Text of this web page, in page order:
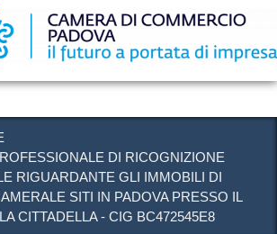
Salta
al
contenuto
DI RICOGNIZIONE
RIGUARDANTE GLI IMMOBILI DI
SITI IN PADOVA PRESSO IL
CITTADELLA - CIG BC472545E8